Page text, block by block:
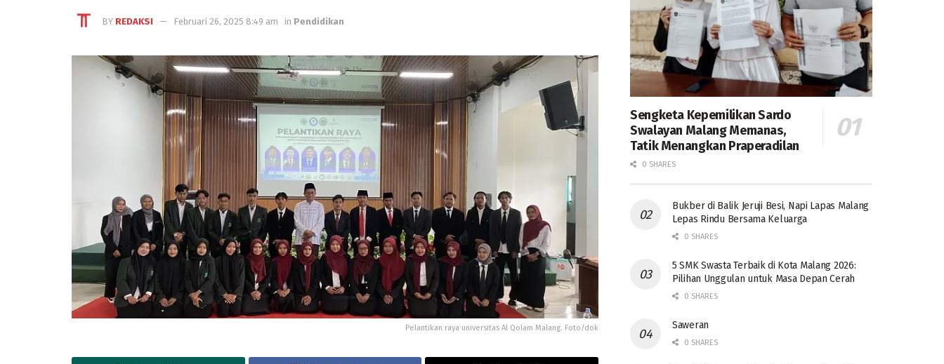
BY REDAKSI Februari 26, 2025 8:49 am in Pendidikan
Pelantikan raya universitas Al Qolam Malang. Foto/dok
Sengketa Kepemilikan Sardo
Swalayan Malang Memanas,
Tatik Menangkan Praperadilan
0 SHARES
Bukber di Balik Jeruji Besi, Napi Lapas Malang
Lepas Rindu Bersama Keluarga
0 SHARES
5 SMK Swasta Terbaik di Kota Malang 2026:
Pilihan Unggulan untuk Masa Depan Cerah
0 SHARES
Saweran
0 SHARES